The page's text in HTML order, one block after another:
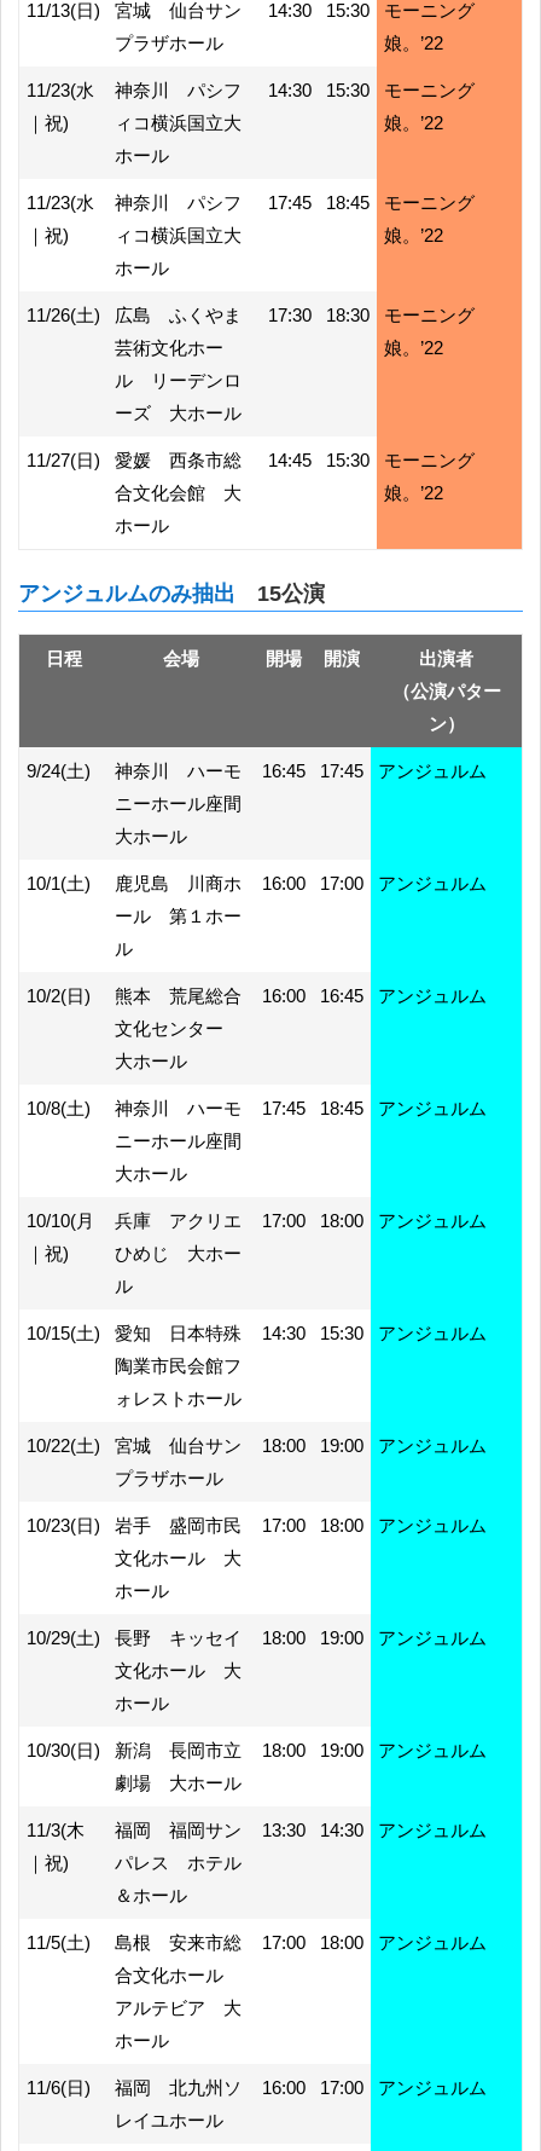
11/13(日)
宮城 仙台サン
プラザホール
14:30 15:30
モーニング
娘。’22
11/23(水
｜祝)
神奈川 パシフ
ィコ横浜国立大
ホール
14:30 15:30
モーニング
娘。’22
11/23(水
｜祝)
神奈川 パシフ
ィコ横浜国立大
ホール
17:45 18:45
モーニング
娘。’22
11/26(土)
広島 ふくやま
芸術文化ホー
ル リーデンロ
ーズ 大ホール
17:30 18:30
モーニング
娘。’22
11/27(日)
愛媛 西条市総
合文化会館 大
ホール
14:45 15:30
モーニング
娘。’22
アンジュルムのみ抽出 15公演
日程 会場 開場 開演
出演者
（公演パター
ン）
9/24(土)
神奈川 ハーモ
ニーホール座間
大ホール
16:45 17:45 アンジュルム
10/1(土)
鹿児島 川商ホ
ール 第１ホー
ル
16:00 17:00 アンジュルム
10/2(日)
熊本 荒尾総合
文化センター
大ホール
16:00 16:45 アンジュルム
10/8(土)
神奈川 ハーモ
ニーホール座間
大ホール
17:45 18:45 アンジュルム
10/10(月
｜祝)
兵庫 アクリエ
ひめじ 大ホー
ル
17:00 18:00 アンジュルム
10/15(土)
愛知 日本特殊
陶業市民会館フ
ォレストホール
14:30 15:30 アンジュルム
10/22(土)
宮城 仙台サン
プラザホール
18:00 19:00 アンジュルム
10/23(日)
岩手 盛岡市民
文化ホール 大
ホール
17:00 18:00 アンジュルム
10/29(土)
長野 キッセイ
文化ホール 大
ホール
18:00 19:00 アンジュルム
10/30(日)
新潟 長岡市立
劇場 大ホール
18:00 19:00 アンジュルム
11/3(木
｜祝)
福岡 福岡サン
パレス ホテル
＆ホール
13:30 14:30 アンジュルム
11/5(土)
島根 安来市総
合文化ホール
アルテビア 大
ホール
17:00 18:00 アンジュルム
11/6(日)
福岡 北九州ソ
レイユホール
16:00 17:00 アンジュルム